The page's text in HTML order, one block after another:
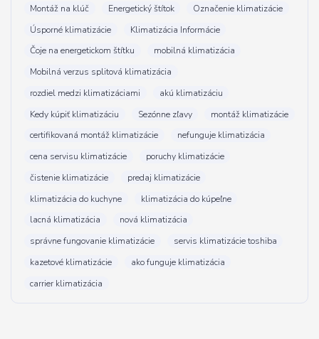
Montáž na klúč
Energetický štítok
Označenie klimatizácie
Úsporné klimatizácie
Klimatizácia Informácie
Čoje na energetickom štítku
mobilná klimatizácia
Mobilná verzus splitová klimatizácia
rozdiel medzi klimatizáciami
akú klimatizáciu
Kedy kúpiť klimatizáciu
Sezónne zľavy
montáž klimatizácie
certifikovaná montáž klimatizácie
nefunguje klimatizácia
cena servisu klimatizácie
poruchy klimatizácie
čistenie klimatizácie
predaj klimatizácie
klimatizácia do kuchyne
klimatizácia do kúpeľne
lacná klimatizácia
nová klimatizácia
správne fungovanie klimatizácie
servis klimatizácie toshiba
kazetové klimatizácie
ako funguje klimatizácia
carrier klimatizácia